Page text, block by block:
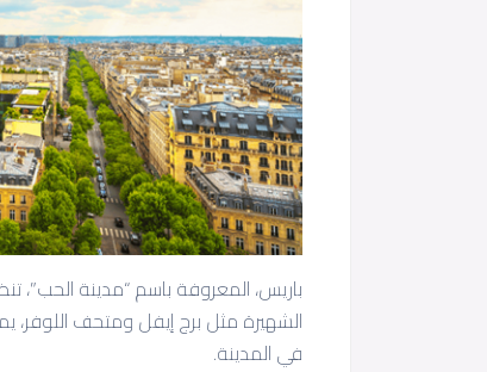
باريس، المعروفة باسم “مدينة الحب”،
الشهيرة مثل برج إيفل ومتحف
في المدينة.